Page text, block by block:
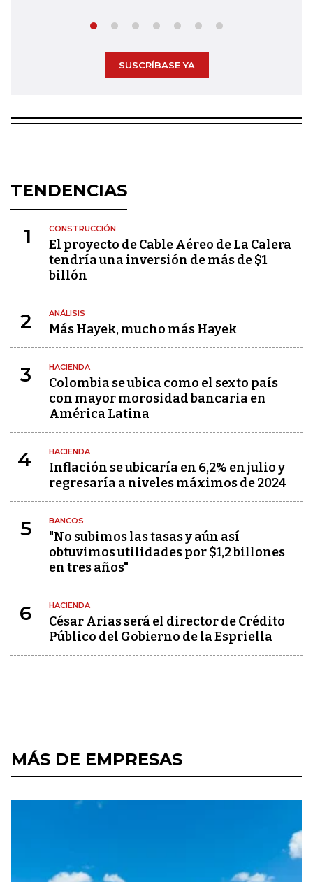
SUSCRÍBASE YA
TENDENCIAS
1 CONSTRUCCIÓN
El proyecto de Cable Aéreo de La Calera
tendría una inversión de más de $1
billón
2 ANÁLISIS
Más Hayek, mucho más Hayek
3 HACIENDA
Colombia se ubica como el sexto país
con mayor morosidad bancaria en
América Latina
4 HACIENDA
Inflación se ubicaría en 6,2% en julio y
regresaría a niveles máximos de 2024
5 BANCOS
"No subimos las tasas y aún así
obtuvimos utilidades por $1,2 billones
en tres años"
6 HACIENDA
César Arias será el director de Crédito
Público del Gobierno de la Espriella
MÁS DE EMPRESAS